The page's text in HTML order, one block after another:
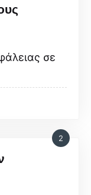
σε
2